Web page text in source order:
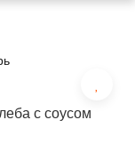
с соусом